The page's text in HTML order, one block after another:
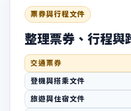
票券與行程文件
整理票券、行程與
交通票券
登機與搭乘文件
旅遊與住宿文件